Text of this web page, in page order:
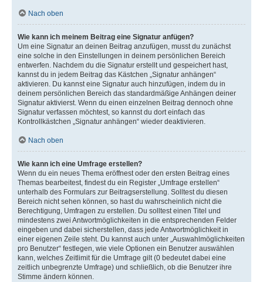
Nach oben
Wie kann ich meinem Beitrag eine Signatur anfügen?
Um eine Signatur an deinen Beitrag anzufügen, musst du zunächst
eine solche in den Einstellungen in deinem persönlichen Bereich
entwerfen. Nachdem du die Signatur erstellt und gespeichert hast,
kannst du in jedem Beitrag das Kästchen „Signatur anhängen“
aktivieren. Du kannst eine Signatur auch hinzufügen, indem du in
deinem persönlichen Bereich das standardmäßige Anhängen deiner
Signatur aktivierst. Wenn du einen einzelnen Beitrag dennoch ohne
Signatur verfassen möchtest, so kannst du dort einfach das
Kontrollkästchen „Signatur anhängen“ wieder deaktivieren.
Nach oben
Wie kann ich eine Umfrage erstellen?
Wenn du ein neues Thema eröffnest oder den ersten Beitrag eines
Themas bearbeitest, findest du ein Register „Umfrage erstellen“
unterhalb des Formulars zur Beitragserstellung. Solltest du diesen
Bereich nicht sehen können, so hast du wahrscheinlich nicht die
Berechtigung, Umfragen zu erstellen. Du solltest einen Titel und
mindestens zwei Antwortmöglichkeiten in die entsprechenden Felder
eingeben und dabei sicherstellen, dass jede Antwortmöglichkeit in
einer eigenen Zeile steht. Du kannst auch unter „Auswahlmöglichkeiten
pro Benutzer“ festlegen, wie viele Optionen ein Benutzer auswählen
kann, welches Zeitlimit für die Umfrage gilt (0 bedeutet dabei eine
zeitlich unbegrenzte Umfrage) und schließlich, ob die Benutzer ihre
Stimme ändern können.